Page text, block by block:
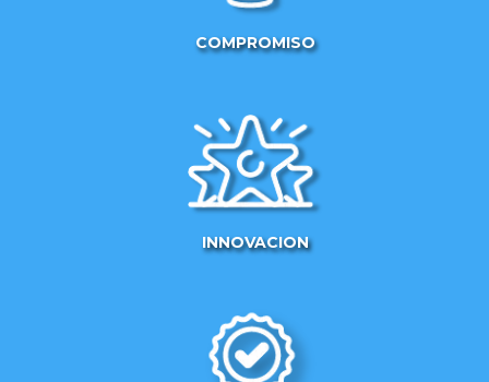
COMPROMISO
INNOVACION